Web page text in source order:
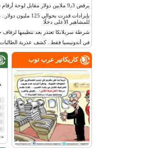
يرفض 9٫3 ملايين دولار مقابل لوحة أرقام سيارته
بإيرادات قدرت
للمشاهير الأعلى دخلًا
شرطة سريلانكا تعتذر بعد تنظيمها
في أندونيسيا فقط.. كشف عذرية الطالبات
«
16
كاريكاتير عرب توب